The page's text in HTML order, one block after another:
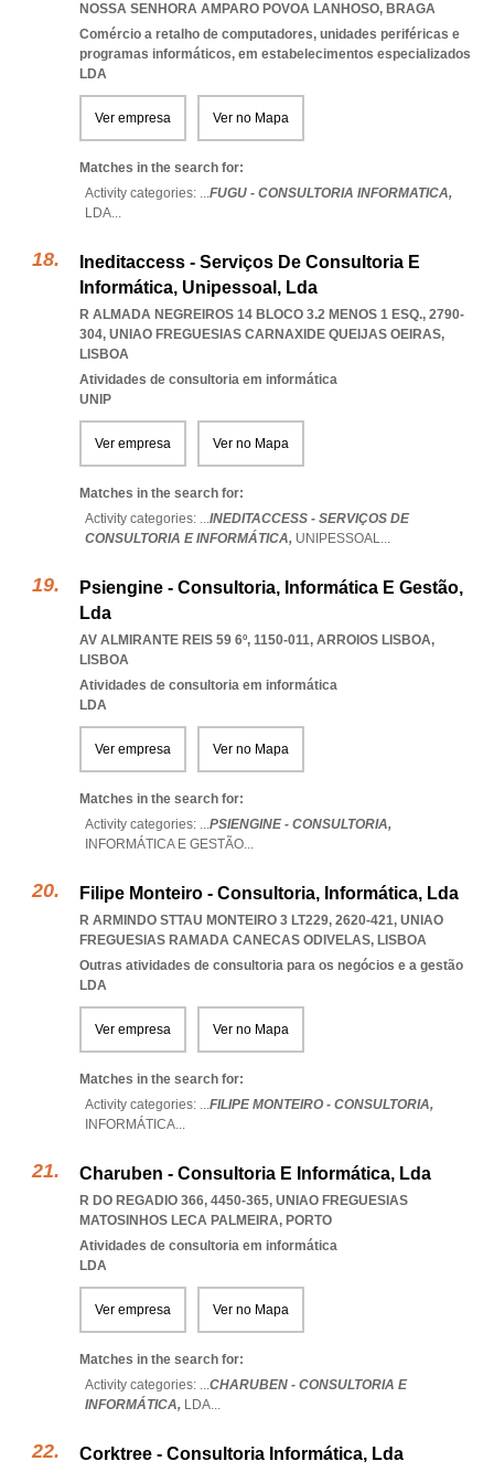
NOSSA SENHORA AMPARO POVOA LANHOSO, BRAGA
Comércio a retalho de computadores, unidades periféricas e
programas informáticos, em estabelecimentos especializados
LDA
Ver empresa Ver no Mapa
Matches in the search for:
Activity categories: ...FUGU - CONSULTORIA INFORMATICA,
LDA...
Ineditaccess - Serviços De Consultoria E
Informática, Unipessoal, Lda
R ALMADA NEGREIROS 14 BLOCO 3.2 MENOS 1 ESQ., 2790-
304, UNIAO FREGUESIAS CARNAXIDE QUEIJAS OEIRAS,
LISBOA
Atividades de consultoria em informática
UNIP
Ver empresa Ver no Mapa
Matches in the search for:
Activity categories: ...INEDITACCESS - SERVIÇOS DE
CONSULTORIA E INFORMÁTICA, UNIPESSOAL...
Psiengine - Consultoria, Informática E Gestão,
Lda
AV ALMIRANTE REIS 59 6º, 1150-011, ARROIOS LISBOA,
LISBOA
Atividades de consultoria em informática
LDA
Ver empresa Ver no Mapa
Matches in the search for:
Activity categories: ...PSIENGINE - CONSULTORIA,
INFORMÁTICA E GESTÃO...
Filipe Monteiro - Consultoria, Informática, Lda
R ARMINDO STTAU MONTEIRO 3 LT229, 2620-421, UNIAO
FREGUESIAS RAMADA CANECAS ODIVELAS, LISBOA
Outras atividades de consultoria para os negócios e a gestão
LDA
Ver empresa Ver no Mapa
Matches in the search for:
Activity categories: ...FILIPE MONTEIRO - CONSULTORIA,
INFORMÁTICA...
Charuben - Consultoria E Informática, Lda
R DO REGADIO 366, 4450-365, UNIAO FREGUESIAS
MATOSINHOS LECA PALMEIRA, PORTO
Atividades de consultoria em informática
LDA
Ver empresa Ver no Mapa
Matches in the search for:
Activity categories: ...CHARUBEN - CONSULTORIA E
INFORMÁTICA, LDA...
Corktree - Consultoria Informática, Lda